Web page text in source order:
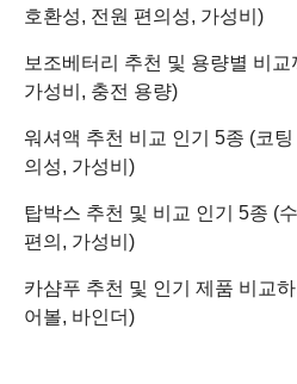
호환성, 전원 편의성, 가성비)
보조베터리 추천 및 용량별 비
가성비, 충전 용량)
워셔액 추천 비교 인기 5종 (코
의성, 가성비)
탑박스 추천 및 비교 인기 5종 (
편의, 가성비)
카샴푸 추천 및 인기 제품 비교
어볼, 바인더)